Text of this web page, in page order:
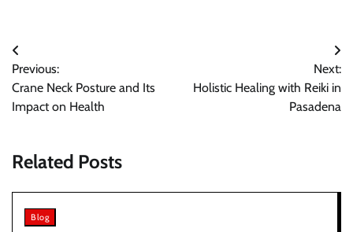
Post
navigation
Previous:
Crane Neck Posture and Its
Impact on Health
Next:
Holistic Healing with Reiki in
Pasadena
Related Posts
Blog